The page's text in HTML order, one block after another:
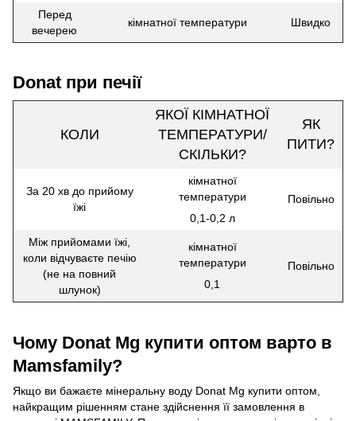
Перед
вечерею
кімнатної температури Швидко
Donat при печії
КОЛИ
ЯКОЇ КІМНАТНОЇ
ТЕМПЕРАТУРИ/
СКІЛЬКИ?
ЯК
ПИТИ?
За 20 хв до прийому
їжі
кімнатної
температури
0,1-0,2 л
Повільно
Між прийомами їжі,
коли відчуваєте печію
(не на повний
шлунок)
кімнатної
температури
0,1
Повільно
Чому Donat Mg купити оптом варто в
Mamsfamily?
Якщо ви бажаєте мінеральну воду Donat Mg купити оптом,
найкращим рішенням стане здійснення її замовлення в